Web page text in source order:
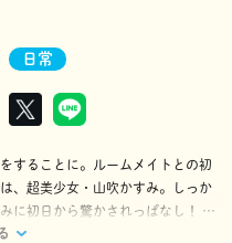
日常
することに。ルームメイトとの初
、超美少女・山吹かすみ。しっか
に初日から驚かされっぱなし！ だ
気質が発動!? ペアのマグカップを